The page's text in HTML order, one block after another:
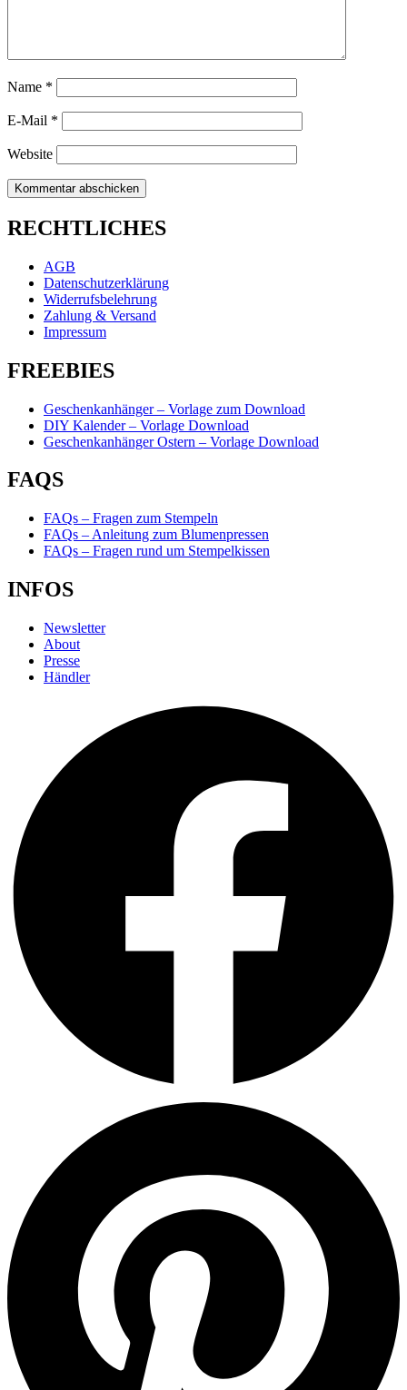
Name *
E-Mail *
Website
RECHTLICHES
AGB
Datenschutzerklärung
Widerrufsbelehrung
Zahlung & Versand
Impressum
FREEBIES
Geschenkanhänger – Vorlage zum Download
DIY Kalender – Vorlage Download
Geschenkanhänger Ostern – Vorlage Download
FAQS
FAQs – Fragen zum Stempeln
FAQs – Anleitung zum Blumenpressen
FAQs – Fragen rund um Stempelkissen
INFOS
Newsletter
About
Presse
Händler